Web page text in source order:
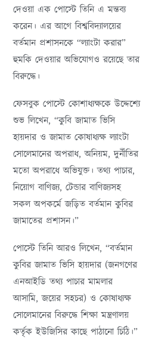
দেওয়া এক পোস্টে তিনি এ মন্তব্য
করেন। এর আগে বিশ্ববিদ্যালয়ের
বর্তমান প্রশাসনকে “ল্যাংটা করার”
হুমকি দেওয়ার অভিযোগও রয়েছে তার
বিরুদ্ধে।
ফেসবুক পোস্টে কোশাধ্যক্ষকে উদ্দেশ্যে
শুভ লিখেন, “কুবি জামাত ভিসি
হায়দার ও জামাত কোষাধ্যক্ষ ল্যাংটা
সোলেমানের অপরাধ, অনিয়ম, দুর্নীতির
মতো অপরাধে অভিযুক্ত। তথ্য পাচার,
নিয়োগ বাণিজ্য, টেন্ডার বাণিজ্যসহ
সকল অপকর্মে জড়িত বর্তমান কুবির
জামাতের প্রশাসন।”
পোস্টে তিনি আরও লিখেন, “বর্তমান
কুবির জামাত ভিসি হায়দার (জনগণের
এনআইডি তথ্য পাচার মামলার
আসামি, জয়ের সহচর) ও কোষাধ্যক্ষ
সোলেমানের বিরুদ্ধে শিক্ষা মন্ত্রণালয়
কর্তৃক ইউজিসির কাছে পাঠানো চিঠি।”